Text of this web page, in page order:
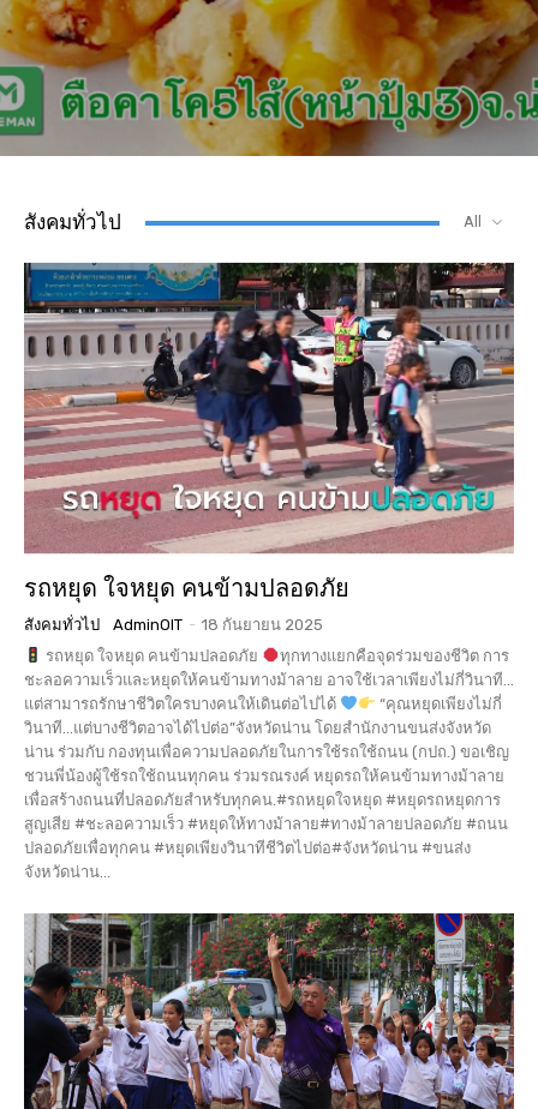
สังคมทั่วไป All
รถหยุด ใจหยุด คนข้ามปลอดภัย
สังคมทั่วไป AdminOIT - 18 กันยายน 2025
รถหยุด ใจหยุด คนข้ามปลอดภัย
ทุกทางแยกคือจุดร่วมของชีวิต การ
ชะลอความเร็วและหยุดให้คนข้ามทางม้าลาย อาจใช้เวลาเพียงไม่กี่วินาที...
แต่สามารถรักษาชีวิตใครบางคนให้เดินต่อไปได้
“คุณหยุดเพียงไม่กี่
วินาที…แต่บางชีวิตอาจได้ไปต่อ”จังหวัดน่าน โดยสำนักงานขนส่งจังหวัด
น่าน ร่วมกับ กองทุนเพื่อความปลอดภัยในการใช้รถใช้ถนน (กปถ.) ขอเชิญ
ชวนพี่น้องผู้ใช้รถใช้ถนนทุกคน ร่วมรณรงค์ หยุดรถให้คนข้ามทางม้าลาย
เพื่อสร้างถนนที่ปลอดภัยสำหรับทุกคน.#รถหยุดใจหยุด #หยุดรถหยุดการ
สูญเสีย #ชะลอความเร็ว #หยุดให้ทางม้าลาย#ทางม้าลายปลอดภัย #ถนน
ปลอดภัยเพื่อทุกคน #หยุดเพียงวินาทีชีวิตไปต่อ#จังหวัดน่าน #ขนส่ง
จังหวัดน่าน...